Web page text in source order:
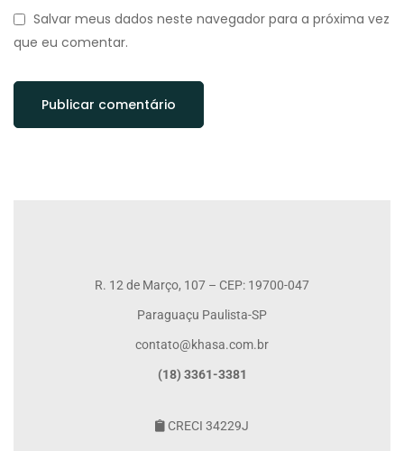
Salvar meus dados neste navegador para a próxima vez
que eu comentar.
R. 12 de Março, 107 – CEP: 19700-047
Paraguaçu Paulista-SP
contato@khasa.com.br
(18) 3361-3381
CRECI 34229J